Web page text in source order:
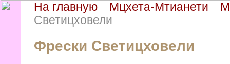
На главную Мцхета-Мтианети
Светицховели
Фрески Светицховели